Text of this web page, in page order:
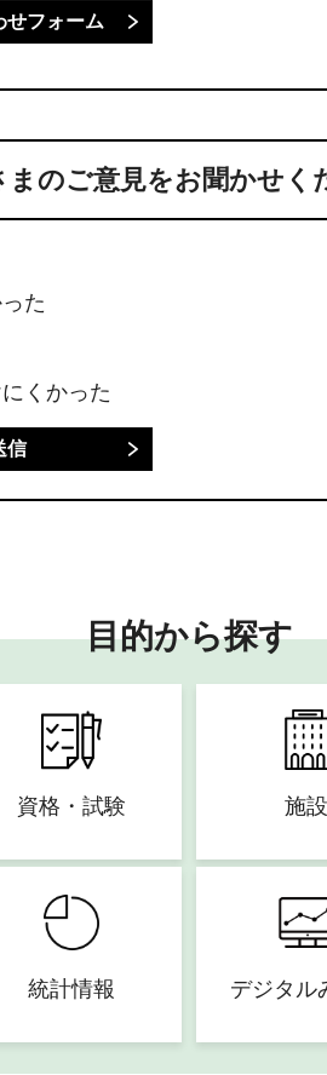
のご意見をお聞かせく
た
くかった
目的から探す
資格・試験 施設
統計情報 デジタル